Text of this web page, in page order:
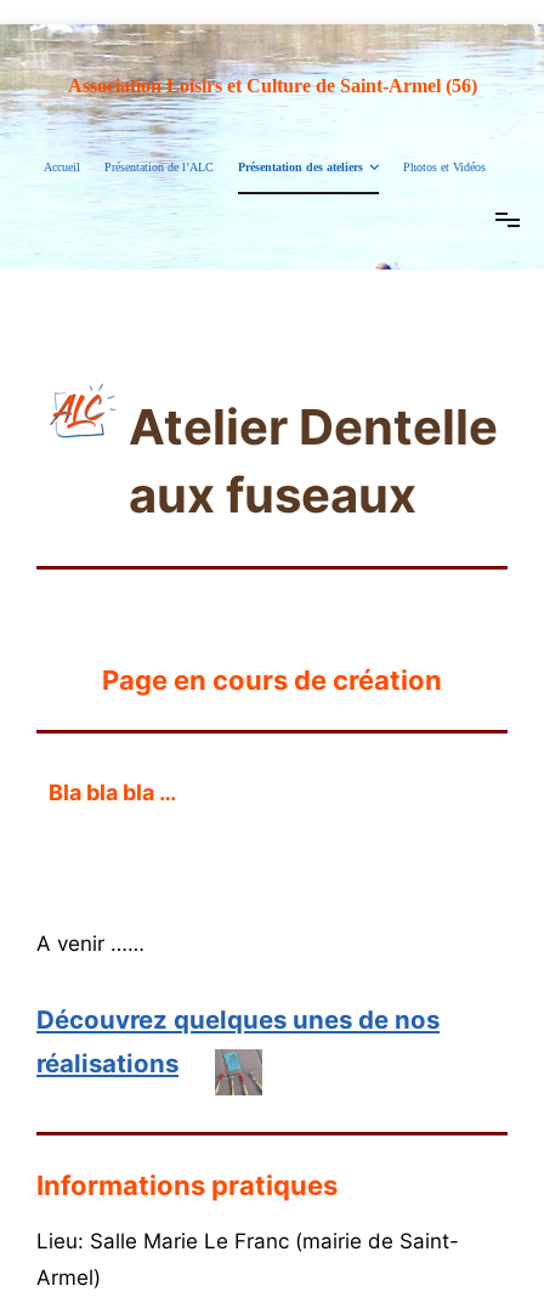
Association Loisirs et Culture de Saint-Armel (56)
Accueil Présentation de l’ALC Présentation des ateliers Photos et Vidéos
Atelier Dentelle
aux fuseaux
Page en cours de création
Bla bla bla …
A venir ……
Découvrez quelques unes de nos
réalisations
Informations pratiques
Lieu: Salle Marie Le Franc (mairie de Saint-
Armel)